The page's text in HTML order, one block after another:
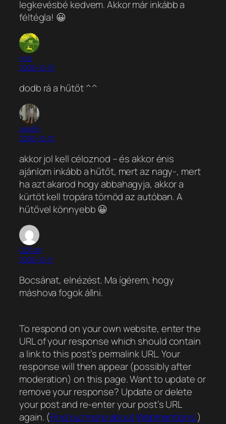
legkevésbé kedvem. Akkor már inkább a
féltégla! 😀
ricsi
2006-10-10
dodb rá a hűtőt ^^
oxigÉn
2006-10-10
akkor jol kell céloznod – és akkor énis
ajánlom inkább a hűtőt, mert az nagy-, mert
ha azt akarod hogy abbahagyja, akkor a
kürtöt kell tropára törnöd az autóban. A
hűtővel könnyebb 😀
CDColt
2006-10-11
Bocsánat, elnézést. Ma ígérem, hogy
máshova fogok állni.
To respond on your own website, enter the
URL of your response which should contain
a link to this post’s permalink URL. Your
response will then appear (possibly after
moderation) on this page. Want to update or
remove your response? Update or delete
your post and re-enter your post’s URL
again. (Find out more about Webmentions.)